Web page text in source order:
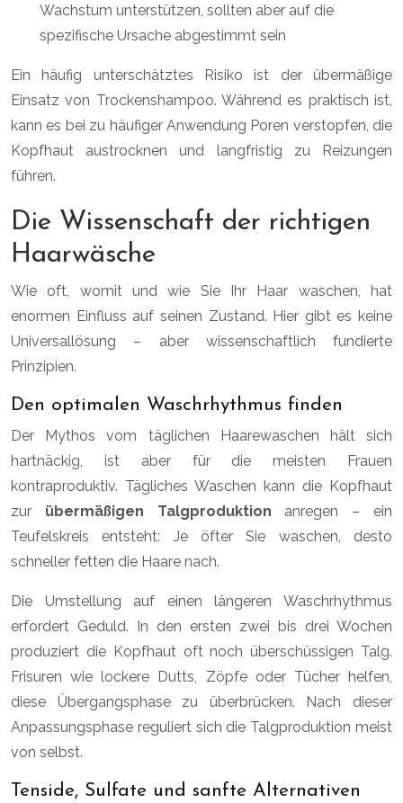
Wachstum unterstützen, sollten aber auf die
spezifische Ursache abgestimmt sein
Ein häufig unterschätztes Risiko ist der übermäßige
Einsatz von Trockenshampoo. Während es praktisch ist,
kann es bei zu häufiger Anwendung Poren verstopfen, die
Kopfhaut austrocknen und langfristig zu Reizungen
führen.
Die Wissenschaft der richtigen
Haarwäsche
Wie oft, womit und wie Sie Ihr Haar waschen, hat
enormen Einfluss auf seinen Zustand. Hier gibt es keine
Universallösung – aber wissenschaftlich fundierte
Prinzipien.
Den optimalen Waschrhythmus finden
Der Mythos vom täglichen Haarewaschen hält sich
hartnäckig, ist aber für die meisten Frauen
kontraproduktiv. Tägliches Waschen kann die Kopfhaut
zur übermäßigen Talgproduktion anregen – ein
Teufelskreis entsteht: Je öfter Sie waschen, desto
schneller fetten die Haare nach.
Die Umstellung auf einen längeren Waschrhythmus
erfordert Geduld. In den ersten zwei bis drei Wochen
produziert die Kopfhaut oft noch überschüssigen Talg.
Frisuren wie lockere Dutts, Zöpfe oder Tücher helfen,
diese Übergangsphase zu überbrücken. Nach dieser
Anpassungsphase reguliert sich die Talgproduktion meist
von selbst.
Tenside, Sulfate und sanfte Alternativen